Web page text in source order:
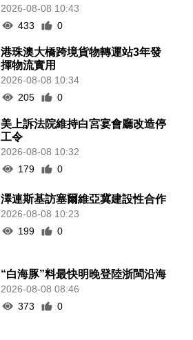
2026-08-08 10:43
433
0
港珠澳大橋跨境貨物轉運站3年發
揮物流實用
2026-08-08 10:34
205
0
美上訴法院維持白宮宴會廳改造停
工令
2026-08-08 10:32
179
0
澤連斯基訪塞爾維亞冀建設性合作
2026-08-08 10:23
199
0
“白海豚”料最快明晚登陸浙閩沿海
2026-08-08 08:46
373
0